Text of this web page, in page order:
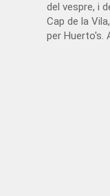
del vespre, i
Cap de la
per Huerto's.